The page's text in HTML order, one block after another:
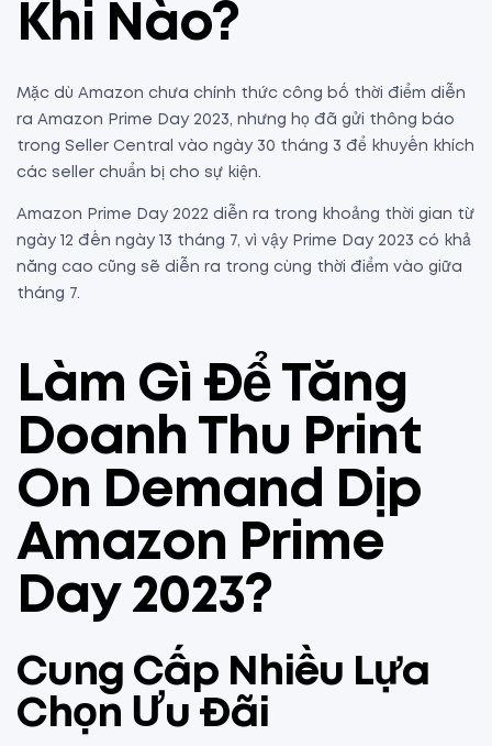
Khi Nào?
Mặc dù Amazon chưa chính thức công bố thời điểm diễn
ra Amazon Prime Day 2023, nhưng họ đã gửi thông báo
trong Seller Central vào ngày 30 tháng 3 để khuyến khích
các seller chuẩn bị cho sự kiện.
Amazon Prime Day 2022 diễn ra trong khoảng thời gian từ
ngày 12 đến ngày 13 tháng 7, vì vậy Prime Day 2023 có khả
năng cao cũng sẽ diễn ra trong cùng thời điểm vào giữa
tháng 7.
Làm Gì Để Tăng
Doanh Thu Print
On Demand Dịp
Amazon Prime
Day 2023?
Cung Cấp Nhiều Lựa
Chọn Ưu Đãi